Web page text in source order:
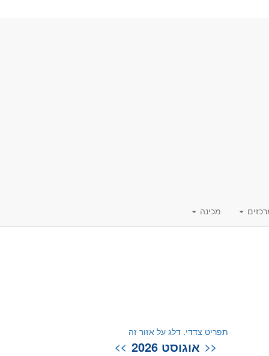
מכינה
תפריט צדדי. דלג על אזור זה
<< אוגוסט 2026 >>